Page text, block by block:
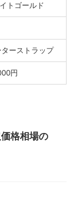
トゴールド
ーストラップ
円
格相場の